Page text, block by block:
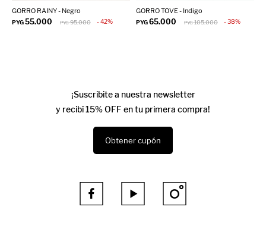
GORRO RAINY - Negro
PYG55.000 PYG 95.000 42
GORRO TOVE - Indigo
PYG65.000 PYG 105.000 38
¡Suscribite a nuestra newsletter
y recibí 15% OFF en tu primera compra!
Obtener cupón
  